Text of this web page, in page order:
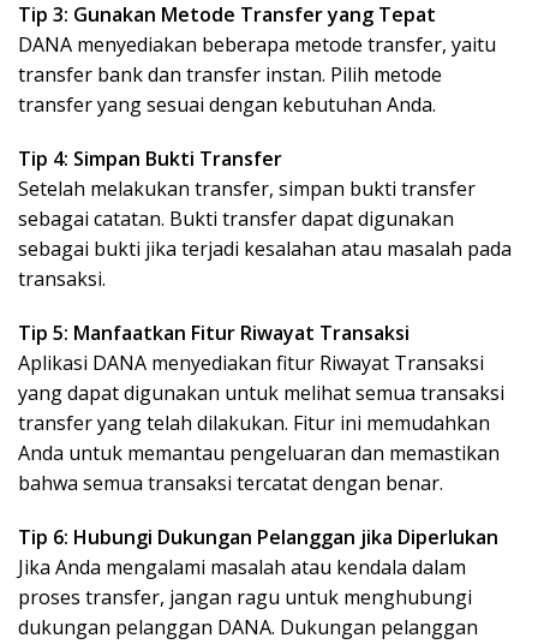
Tip 3: Gunakan Metode Transfer yang Tepat
DANA menyediakan beberapa metode transfer, yaitu
transfer bank dan transfer instan. Pilih metode
transfer yang sesuai dengan kebutuhan Anda.
Tip 4: Simpan Bukti Transfer
Setelah melakukan transfer, simpan bukti transfer
sebagai catatan. Bukti transfer dapat digunakan
sebagai bukti jika terjadi kesalahan atau masalah pada
transaksi.
Tip 5: Manfaatkan Fitur Riwayat Transaksi
Aplikasi DANA menyediakan fitur Riwayat Transaksi
yang dapat digunakan untuk melihat semua transaksi
transfer yang telah dilakukan. Fitur ini memudahkan
Anda untuk memantau pengeluaran dan memastikan
bahwa semua transaksi tercatat dengan benar.
Tip 6: Hubungi Dukungan Pelanggan jika Diperlukan
Jika Anda mengalami masalah atau kendala dalam
proses transfer, jangan ragu untuk menghubungi
dukungan pelanggan DANA. Dukungan pelanggan